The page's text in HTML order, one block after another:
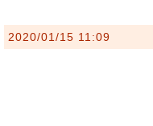
2020/01/15 11:09